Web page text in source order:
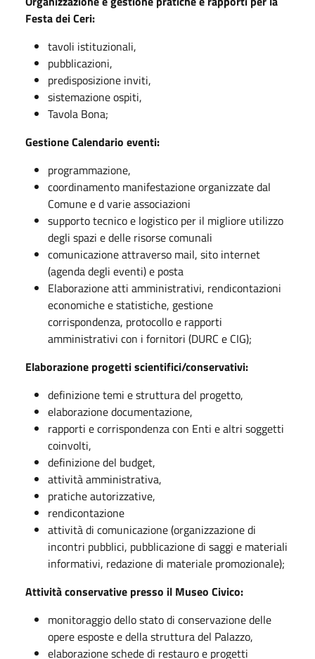
Festa dei Ceri:
tavoli istituzionali,
pubblicazioni,
predisposizione inviti,
sistemazione ospiti,
Tavola Bona;
Gestione Calendario eventi:
programmazione,
coordinamento manifestazione organizzate dal
Comune e d varie associazioni
supporto tecnico e logistico per il migliore utilizzo
degli spazi e delle risorse comunali
comunicazione attraverso mail, sito internet
(agenda degli eventi) e posta
Elaborazione atti amministrativi, rendicontazioni
economiche e statistiche, gestione
corrispondenza, protocollo e rapporti
amministrativi con i fornitori (DURC e CIG);
Elaborazione progetti scientifici/conservativi:
definizione temi e struttura del progetto,
elaborazione documentazione,
rapporti e corrispondenza con Enti e altri soggetti
coinvolti,
definizione del budget,
attività amministrativa,
pratiche autorizzative,
rendicontazione
attività di comunicazione (organizzazione di
incontri pubblici, pubblicazione di saggi e materiali
informativi, redazione di materiale promozionale);
Attività conservative presso il Museo Civico:
monitoraggio dello stato di conservazione delle
opere esposte e della struttura del Palazzo,
elaborazione schede di restauro e progetti